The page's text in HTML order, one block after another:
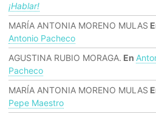
¡hablar!
MARÍA ANTONIA MORENO MULAS
Antonio Pacheco
AGUSTINA RUBIO MORAGA. En
Pacheco
MARÍA ANTONIA MORENO MULAS
Pepe Maestro